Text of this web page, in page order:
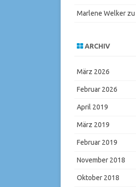
Marlene Welker zu
ARCHIV
März 2026
Februar 2026
April 2019
März 2019
Februar 2019
November 2018
Oktober 2018